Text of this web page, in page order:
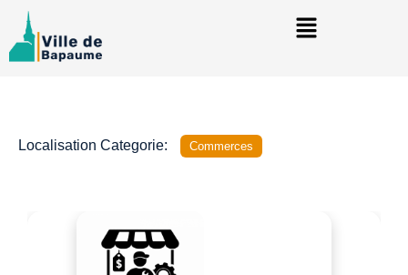
Localisation Categorie: Commerces